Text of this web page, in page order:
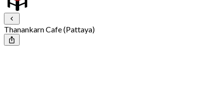
Thanankarn Cafe (Pattaya)